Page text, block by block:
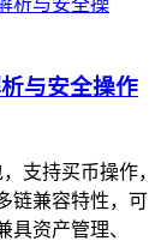
与安全操作
支持买币操作，
链兼容特性，可
具资产管理、